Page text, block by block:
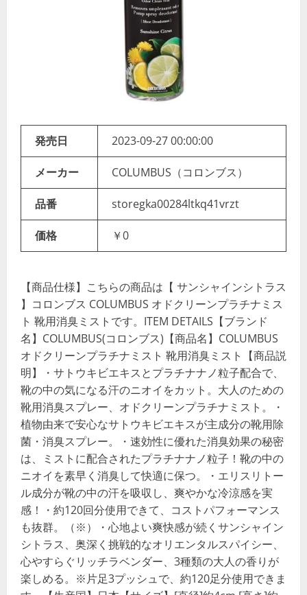
発売日 2023-09-27 00:00:00
メーカー COLUMBUS（コロンブス）
品番 storegka00284ltkq41vrzt
価格 ￥0
【商品仕様】こちらの商品は【 サンシャインシトラス
】コロンブス COLUMBUS オドクリーンプラチナミス
ト 靴用消臭ミストです。ITEM DETAILS【ブランド
名】COLUMBUS(コロンブス)【商品名】COLUMBUS
オドクリーンプラチナミスト 靴用消臭ミスト【商品説
明】・サトウキビエキスとプラチナナノ粒子配合で、
靴の中の気になる汗のニオイをカット。大人のための
靴用消臭スプレー、オドクリーンプラチナミスト。・
植物由来で安心なサトウキビエキスが主成分の靴用除
菌・消臭スプレー。・速効性に優れた消臭効果の秘密
は、ミストに配合されたプラチナナノ粒子！靴の中の
ニオイを素早く消臭して快適に保つ。・エリスリトー
ル成分が靴の中の汗を吸収し、爽やかな冷涼感を実
感！・約120回分使用できて、コストパフォーマンス
も抜群。（※）・心地よい爽快感が続くサンシャイン
シトラス、奥深く挑戦的なオリエンタルスパイシー、
心やすらぐリッチラベンダー、3種類の大人の香りが
楽しめる。※片足3プッシュで、約120足分使用できま